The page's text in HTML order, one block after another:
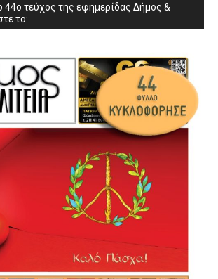
44ο τεύχος της εφημερίδας Δήμος &
το: